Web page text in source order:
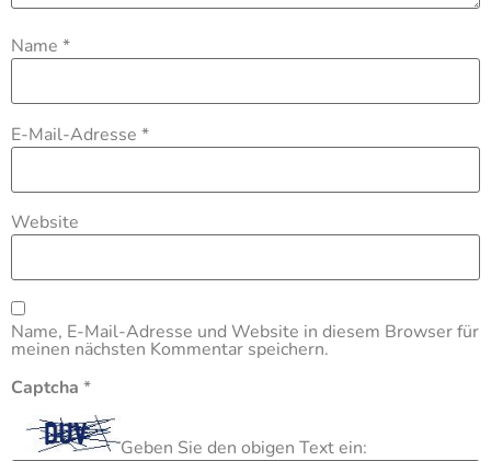
Name *
E-Mail-Adresse *
Website
Name, E-Mail-Adresse und Website in diesem Browser für
meinen nächsten Kommentar speichern.
Captcha *
Geben Sie den obigen Text ein: